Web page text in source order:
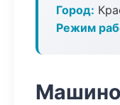
Город:
Режим